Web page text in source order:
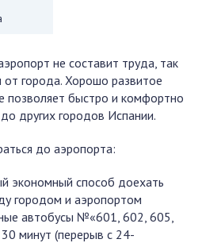
не составит труда, так
города. Хорошо развитое
позволяет быстро и комфортно
других городов Испании.
до аэропорта:
экономный способ доехать
городом и аэропортом
автобусы №«601, 602, 605,
минут (перерыв с 24-